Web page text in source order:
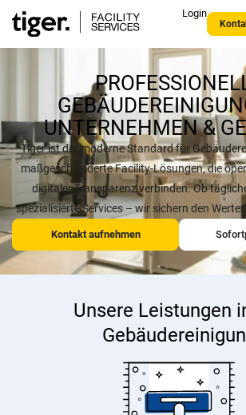
Login
UNTERNEHMEN &
Tiger ist der moderne Standard für
maßgeschneiderte Facility-Lösungen, die
digitaler Transparenz verbinden. Ob
spezialisierte Services – wir sichern den
Kontakt aufnehmen
Unsere Leistungen